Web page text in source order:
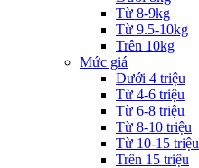
Từ 8-9kg
Từ 9.5-10kg
Trên 10kg
Mức giá
Dưới 4 triệu
Từ 4-6 triệu
Từ 6-8 triệu
Từ 8-10 triệu
Từ 10-15 triệu
Trên 15 triệu